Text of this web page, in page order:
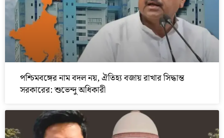
পশ্চিমবঙ্গের নাম বদল নয়, ঐতিহ্য বজায় রাখার সিদ্ধান্ত
সরকারের: শুভেন্দু অধিকারী